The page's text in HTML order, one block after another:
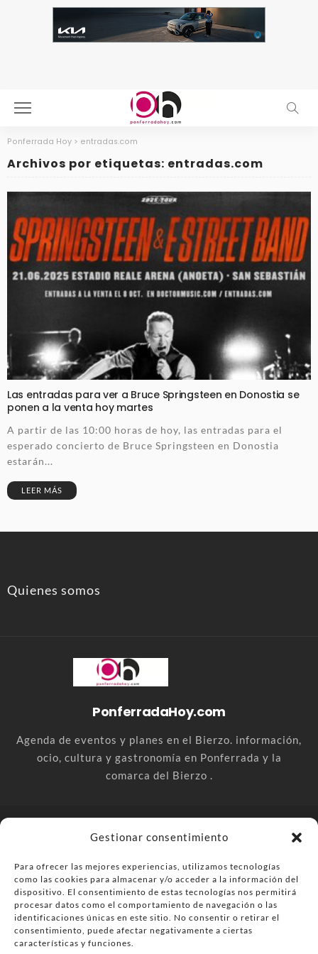
Gestionar consentimiento
Para ofrecer las mejores experiencias, utilizamos tecnologías
como las cookies para almacenar y/o acceder a la información del
dispositivo. El consentimiento de estas tecnologías nos permitirá
procesar datos como el comportamiento de navegación o las
identificaciones únicas en este sitio. No consentir o retirar el
consentimiento, puede afectar negativamente a ciertas
características y funciones.
Ponferrada Hoy > entradas.com
Archivos por etiquetas: entradas.com
Las entradas para ver a Bruce Springsteen en Donostia se
ponen a la venta hoy martes
A partir de las 10:00 horas de hoy, las entradas para el
esperado concierto de Bruce Springsteen en Donostia
estarán...
LEER MÁS
Quienes somos
PonferradaHoy.com
Agenda de eventos y planes en el Bierzo. información,
ocio, cultura y gastronomía en Ponferrada y la
comarca del Bierzo .
comarca del Bierzo
Anúnciate
Más información sobre las cookies
Envía tu negocio
Contacta Política de privacidad